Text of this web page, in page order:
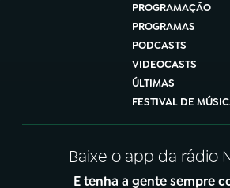
PROGRAMAÇÃO
PROGRAMAS
PODCASTS
VIDEOCASTS
ÚLTIMAS
FESTIVAL DE
Baixe o app da rádio
E tenha a gente sempre